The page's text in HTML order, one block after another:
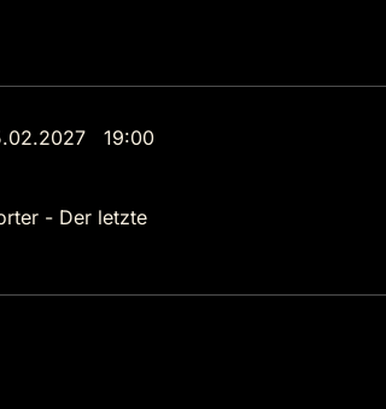
19:00
- Der letzte